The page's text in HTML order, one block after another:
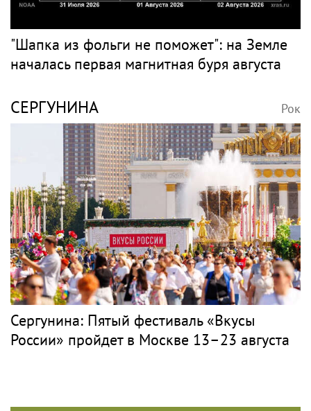
"Шапка из фольги не поможет": на Земле
началась первая магнитная буря августа
СЕРГУНИНА Рок
Сергунина: Пятый фестиваль «Вкусы
России» пройдет в Москве 13–23 августа